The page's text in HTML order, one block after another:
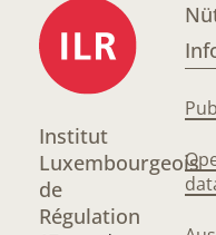
Institut
Luxembourgeois
de
Régulation